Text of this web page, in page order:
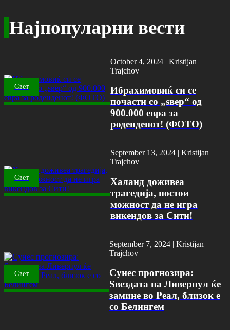
Најпопуларни вести
Свет
October 4, 2024 |Kristijan
Trajchov
Ибрахимовиќ си се
почасти со „ѕвер“ од
900.000 евра за
роденденот! (ФОТО)
Свет
September 13, 2024 | Kristijan
Trajchov
Халанд доживеа
трагедија, постои
можност да не игра
викендов за Сити!
Свет
September 7, 2024 | Kristijan
Trajchov
Сунес прогнозира:
Ѕвездата на Ливерпул ќе
замине во Реал, близок е
со Белингем